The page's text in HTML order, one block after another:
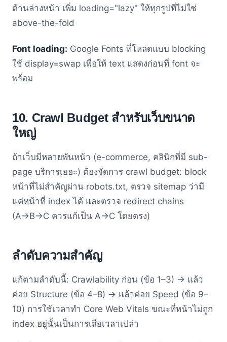
ด้านล่างหน้า เพิ่ม loading="lazy" ให้ทุกรูปที่ไม่ใช่
above-the-fold
Font loading: Google Fonts ที่โหลดแบบ blocking
ใช้ display=swap เพื่อให้ text แสดงก่อนที่ font จะ
พร้อม
10. Crawl Budget สำหรับเว็บขนาด
ใหญ่
ถ้าเว็บมีหลายพันหน้า (e-commerce, คลินิกที่มี sub-
page บริการเยอะ) ต้องจัดการ crawl budget: block
หน้าที่ไม่สำคัญผ่าน robots.txt, ตรวจ sitemap ว่ามี
แค่หน้าที่ index ได้ และตรวจ redirect chains
(A→B→C ควรแก้เป็น A→C โดยตรง)
ลำดับความสำคัญ
แก้ตามลำดับนี้: Crawlability ก่อน (ข้อ 1–3) → แล้ว
ค่อย Structure (ข้อ 4–8) → แล้วค่อย Speed (ข้อ 9–
10) การใช้เวลาทำ Core Web Vitals ขณะที่หน้าไม่ถูก
index อยู่นั้นเป็นการเสียเวลาเปล่า